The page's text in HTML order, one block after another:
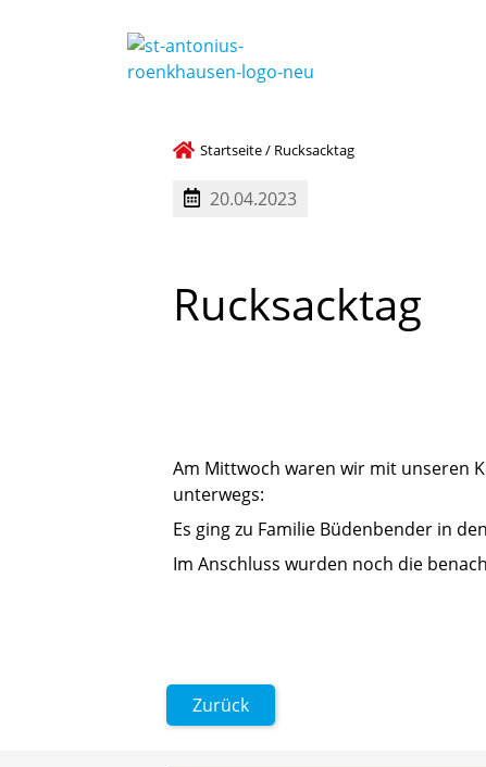
Startseite/ Rucksacktag
20.04.2023
Rucksacktag
Am Mittwoch waren wir mit unseren
unterwegs:
Es ging zu Familie Büdenbender in
Im Anschluss wurden noch die
Zurück